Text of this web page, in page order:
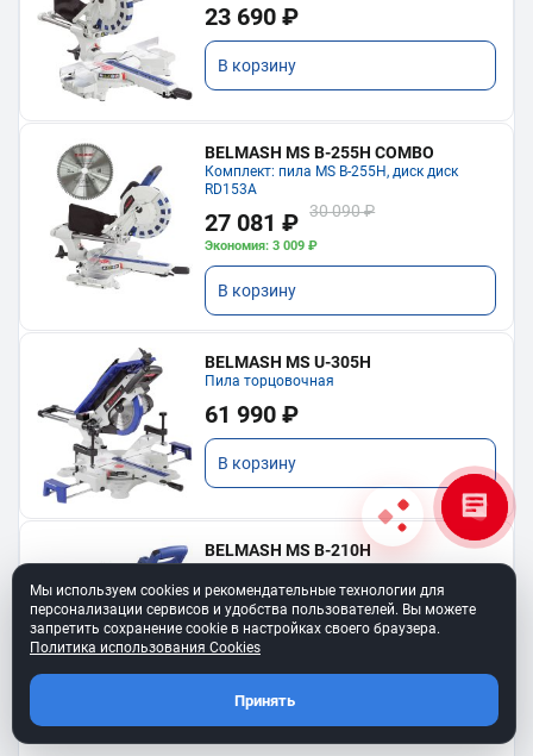
23 690 ₽
В корзину
BELMASH MS B-255H COMBO
Комплект: пила MS B-255H, диск диск
RD153A
27 081 ₽ 30 090 ₽
Экономия: 3 009 ₽
В корзину
BELMASH MS U-305H
Пила торцовочная
61 990 ₽
В корзину
BELMASH MS B-210H
Торцовочная пила
19 490 ₽
В корзину
Мы используем cookies и рекомендательные технологии для
персонализации сервисов и удобства пользователей. Вы можете
запретить сохранение cookie в настройках своего браузера.
Политика использования Cookies
Принять